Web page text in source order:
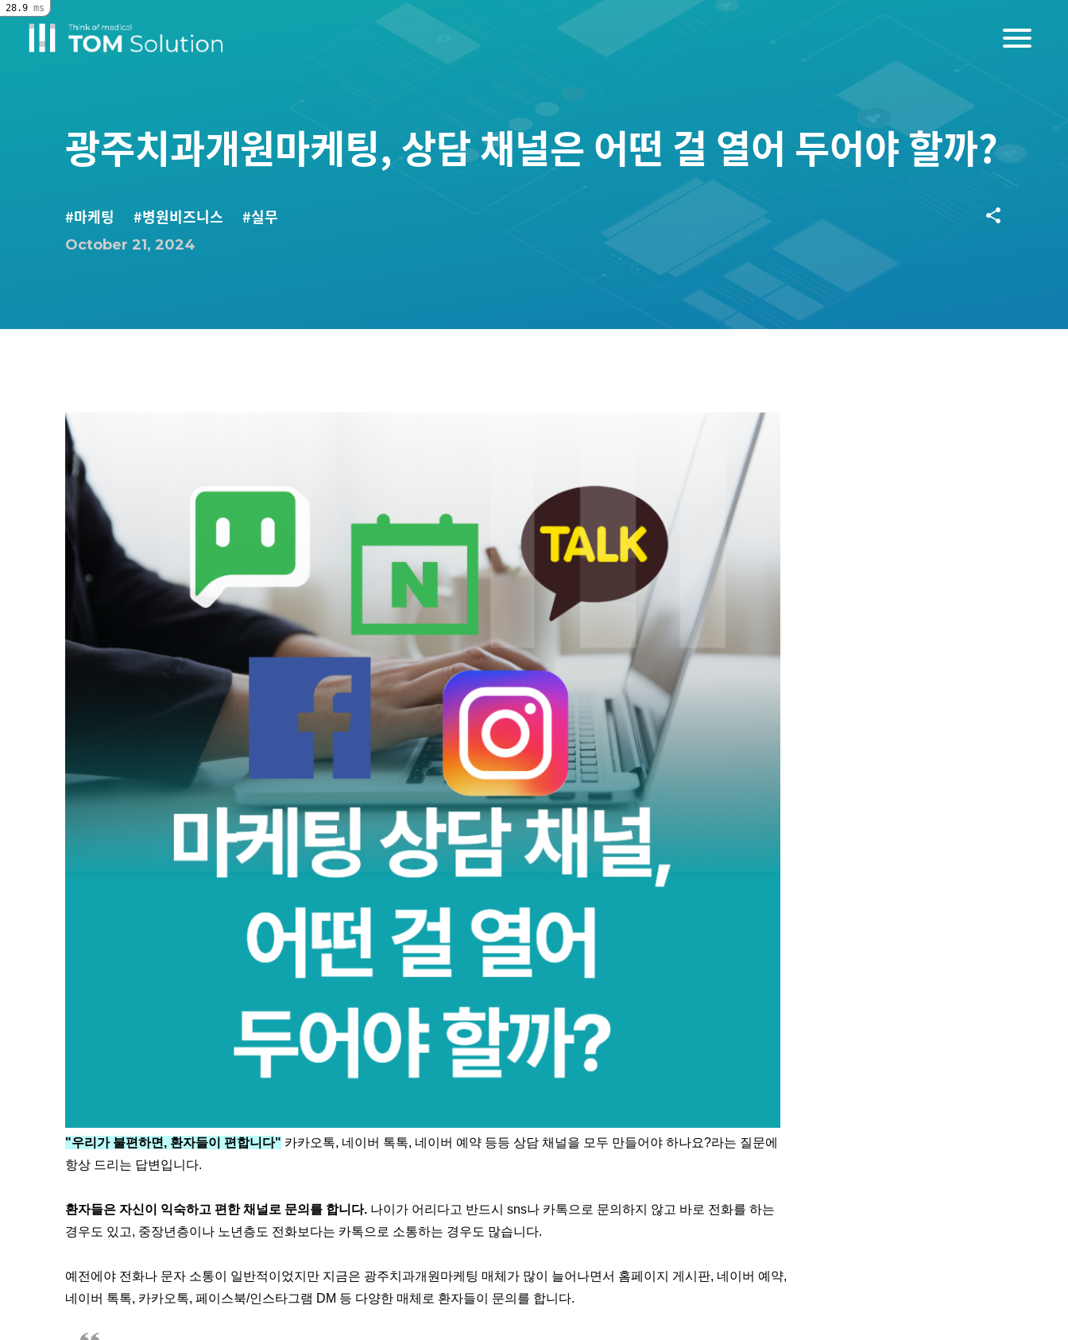
menu
광주치과개원마케팅, 상담 채널은 어떤 걸 열어 두어야 할까?
#마케팅 #병원비즈니스 #실무
October 21, 2024
share
"우리가 불편하면, 환자들이 편합니다" 카카오톡, 네이버 톡톡, 네이버 예약 등등 상담 채널을 모두 만들어야 하나요?라는 질문에
항상 드리는 답변입니다.
환자들은 자신이 익숙하고 편한 채널로 문의를 합니다. 나이가 어리다고 반드시 sns나 카톡으로 문의하지 않고 바로 전화를 하는
경우도 있고, 중장년층이나 노년층도 전화보다는 카톡으로 소통하는 경우도 많습니다.
예전에야 전화나 문자 소통이 일반적이었지만 지금은 광주치과개원마케팅 매체가 많이 늘어나면서 홈페이지 게시판, 네이버 예약,
네이버 톡톡, 카카오톡, 페이스북/인스타그램 DM 등 다양한 매체로 환자들이 문의를 합니다.
28.9 ms